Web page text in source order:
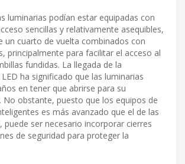
luminarias podían estar equipadas con
sencillas y relativamente asequibles,
un cuarto de vuelta combinados con
principalmente para facilitar el acceso al
fundidas. La llegada de la
ha significado que las luminarias
en tener que abrirse para su
obstante, puesto que los equipos de
es más avanzado que el de las
puede ser necesario incorporar cierres
de seguridad para proteger la